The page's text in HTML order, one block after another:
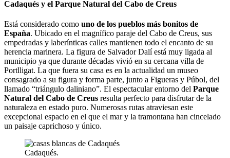
Cadaqués y el Parque Natural del Cabo de Creus
Está considerado como uno de los pueblos más bonitos de
España. Ubicado en el magnífico paraje del Cabo de Creus, sus
empedradas y laberínticas calles mantienen todo el encanto de su
herencia marinera. La figura de Salvador Dalí está muy ligada al
municipio ya que durante décadas vivió en su cercana villa de
Portlligat. La que fuera su casa es en la actualidad un museo
consagrado a su figura y forma parte, junto a Figueras y Púbol, del
llamado “triángulo daliniano”. El espectacular entorno del Parque
Natural del Cabo de Creus resulta perfecto para disfrutar de la
naturaleza en estado puro. Numerosas rutas atraviesan este
excepcional espacio en el que el mar y la tramontana han cincelado
un paisaje caprichoso y único.
Cadaqués.